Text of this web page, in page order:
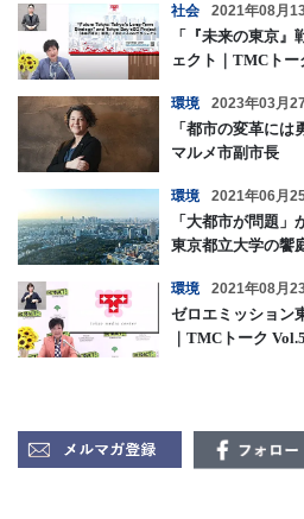
社会 2021年08月
「『未来の東京』
ェクト｜TMCトー
環境 2023年03月
「都市の変革には
マルメ市副市長
環境 2021年06月
「大都市が問題
東京都立大学の饗
環境 2021年08月
ゼロエミッション
｜TMCトーク Vol.5